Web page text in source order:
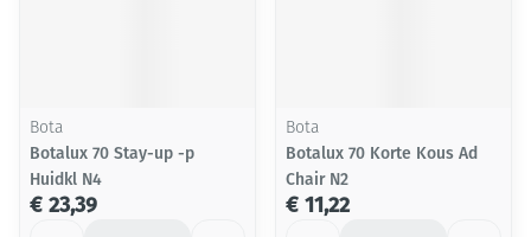
Bota
Botalux 70 Stay-up -p
Huidkl N4
€ 23,39
Bota
Botalux 70 Korte Kous Ad
Chair N2
€ 11,22